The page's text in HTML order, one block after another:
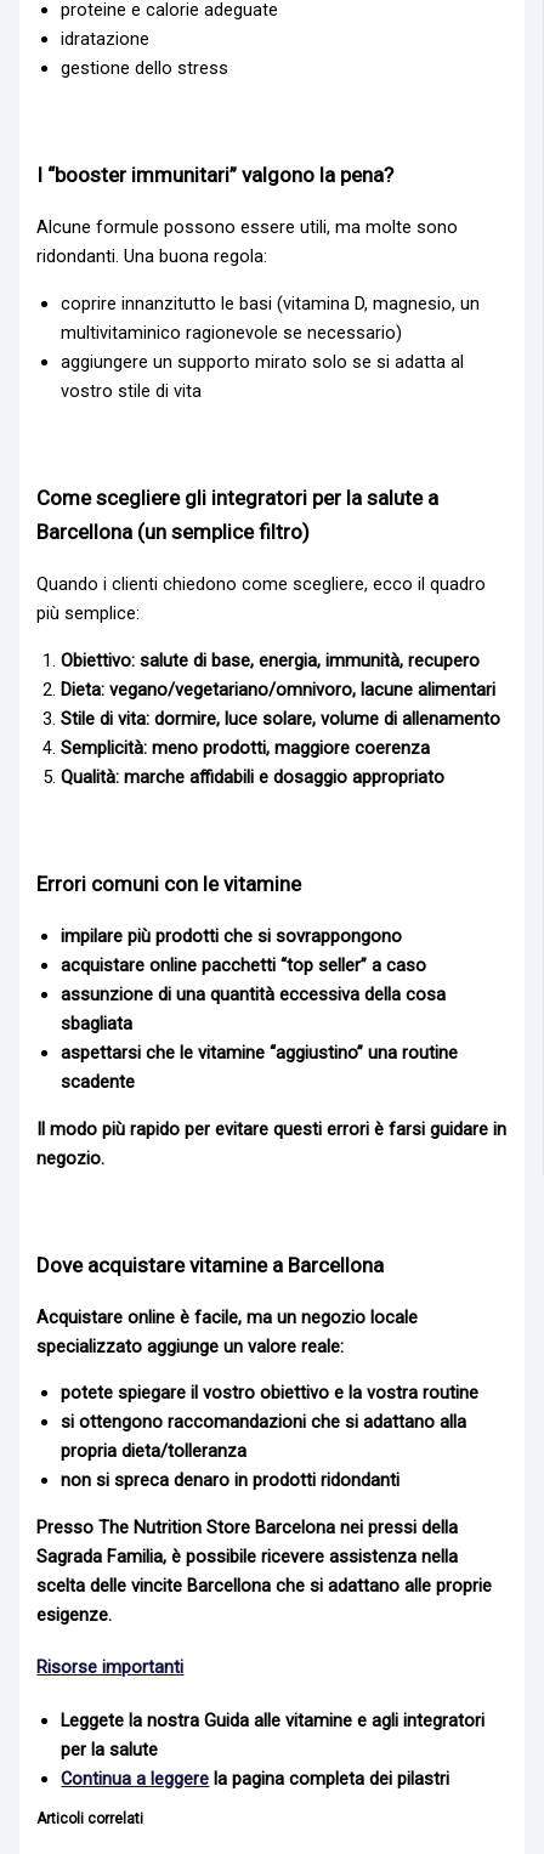
proteine e calorie adeguate
idratazione
gestione dello stress
I “booster immunitari” valgono la pena?
Alcune formule possono essere utili, ma molte sono
ridondanti. Una buona regola:
coprire innanzitutto le basi (vitamina D, magnesio, un
multivitaminico ragionevole se necessario)
aggiungere un supporto mirato solo se si adatta al
vostro stile di vita
Come scegliere gli integratori per la salute a
Barcellona (un semplice filtro)
Quando i clienti chiedono come scegliere, ecco il quadro
più semplice:
Obiettivo:salute di base, energia, immunità, recupero
Dieta:vegano/vegetariano/omnivoro, lacune alimentari
Stile di vita:dormire, luce solare, volume di allenamento
Semplicità:meno prodotti, maggiore coerenza
Qualità:marche affidabili e dosaggio appropriato
Errori comuni con le vitamine
impilare più prodotti che si sovrappongono
acquistare online pacchetti “top seller” a caso
assunzione di una quantità eccessiva della cosa
sbagliata
aspettarsi che le vitamine “aggiustino” una routine
scadente
Il modo più rapido per evitare questi errori è farsi guidare in
negozio.
Dove acquistare vitamine a Barcellona
Acquistare online è facile, ma un negozio locale
specializzato aggiunge un valore reale:
potete spiegare il vostro obiettivo e la vostra routine
si ottengono raccomandazioni che si adattano alla
propria dieta/tolleranza
non si spreca denaro in prodotti ridondanti
PressoThe Nutrition Store Barcelonanei pressi della
Sagrada Familia, è possibile ricevere assistenza nella
scelta dellevincite Barcellonache si adattano alle proprie
esigenze.
Risorse importanti
Leggete la nostra Guida alle vitamine e agli integratori
per la salute
Continua a leggere la pagina completa dei pilastri
Articoli correlati